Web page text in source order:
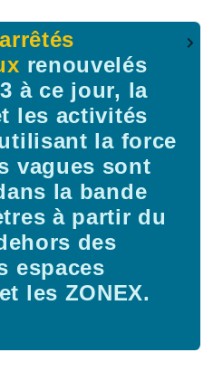
arrêtés
renouvelés
à ce jour, la
les activités
la force
vagues sont
la bande
à partir du
des
espaces
les ZONEX.